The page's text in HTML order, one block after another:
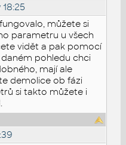
můžete si
parametru u všech
vidět a pak pomocí
pohledu chci
mají ale
demolice ob fázi
si takto můžete i